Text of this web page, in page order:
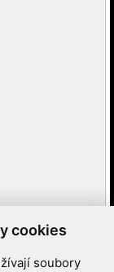
cookies
soubory